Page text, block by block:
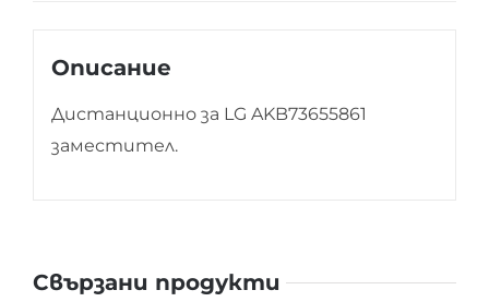
Описание
Дистанционно за LG AKB73655861
заместител.
Свързани продукти